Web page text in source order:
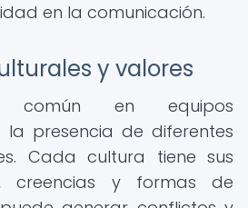
en la comunicación.
y valores
común en equipos
la presencia de diferentes
Cada cultura tiene sus
creencias y formas de